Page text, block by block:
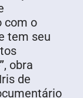
com o
tem seu
, obra
de